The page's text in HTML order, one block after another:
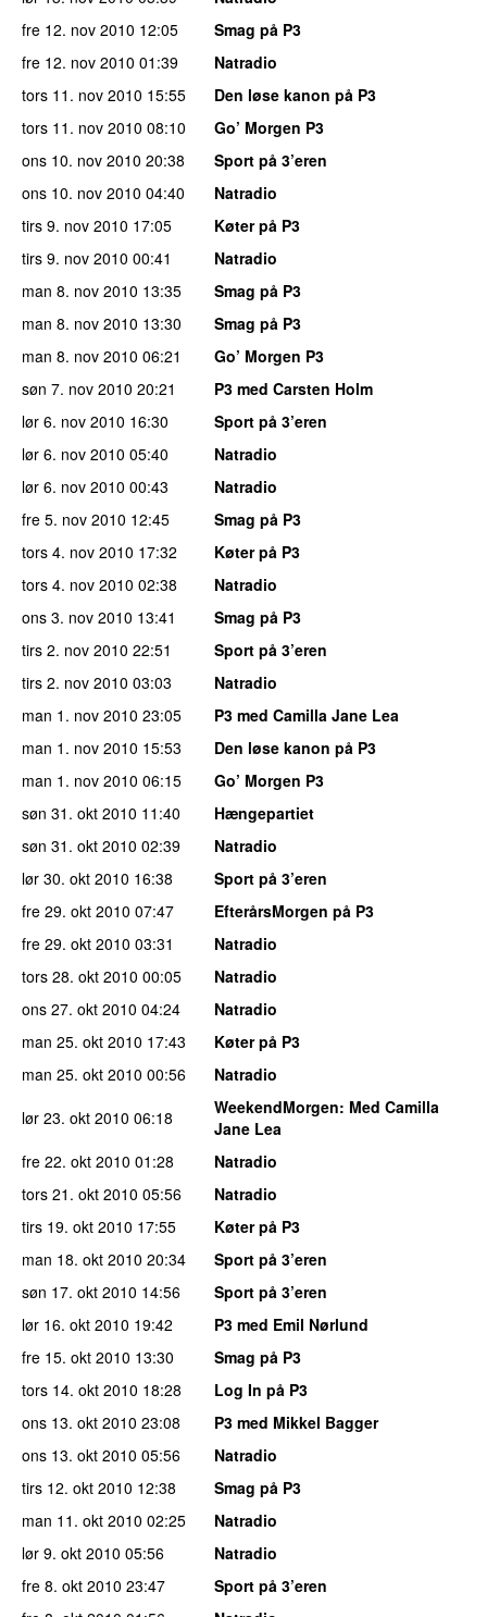
fre 12. nov 2010 12:05
Smag på P3
fre 12. nov 2010 01:39
Natradio
tors 11. nov 2010 15:55
Den løse kanon på P3
tors 11. nov 2010 08:10
Go’ Morgen P3
ons 10. nov 2010 20:38
Sport på 3’eren
ons 10. nov 2010 04:40
Natradio
tirs 9. nov 2010 17:05
Køter på P3
tirs 9. nov 2010 00:41
Natradio
man 8. nov 2010 13:35
Smag på P3
man 8. nov 2010 13:30
Smag på P3
man 8. nov 2010 06:21
Go’ Morgen P3
søn 7. nov 2010 20:21
P3 med Carsten Holm
lør 6. nov 2010 16:30
Sport på 3’eren
lør 6. nov 2010 05:40
Natradio
lør 6. nov 2010 00:43
Natradio
fre 5. nov 2010 12:45
Smag på P3
tors 4. nov 2010 17:32
Køter på P3
tors 4. nov 2010 02:38
Natradio
ons 3. nov 2010 13:41
Smag på P3
tirs 2. nov 2010 22:51
Sport på 3’eren
tirs 2. nov 2010 03:03
Natradio
man 1. nov 2010 23:05
P3 med Camilla Jane Lea
man 1. nov 2010 15:53
Den løse kanon på P3
man 1. nov 2010 06:15
Go’ Morgen P3
søn 31. okt 2010 11:40
Hængepartiet
søn 31. okt 2010 02:39
Natradio
lør 30. okt 2010 16:38
Sport på 3’eren
fre 29. okt 2010 07:47
EfterårsMorgen på P3
fre 29. okt 2010 03:31
Natradio
tors 28. okt 2010 00:05
Natradio
ons 27. okt 2010 04:24
Natradio
man 25. okt 2010 17:43
Køter på P3
man 25. okt 2010 00:56
Natradio
lør 23. okt 2010 06:18 WeekendMorgen: Med Camilla
Jane Lea
fre 22. okt 2010 01:28
Natradio
tors 21. okt 2010 05:56
Natradio
tirs 19. okt 2010 17:55
Køter på P3
man 18. okt 2010 20:34
Sport på 3’eren
søn 17. okt 2010 14:56
Sport på 3’eren
lør 16. okt 2010 19:42
P3 med Emil Nørlund
fre 15. okt 2010 13:30
Smag på P3
tors 14. okt 2010 18:28
Log In på P3
ons 13. okt 2010 23:08
P3 med Mikkel Bagger
ons 13. okt 2010 05:56
Natradio
tirs 12. okt 2010 12:38
Smag på P3
man 11. okt 2010 02:25
Natradio
lør 9. okt 2010 05:56
Natradio
fre 8. okt 2010 23:47
Sport på 3’eren